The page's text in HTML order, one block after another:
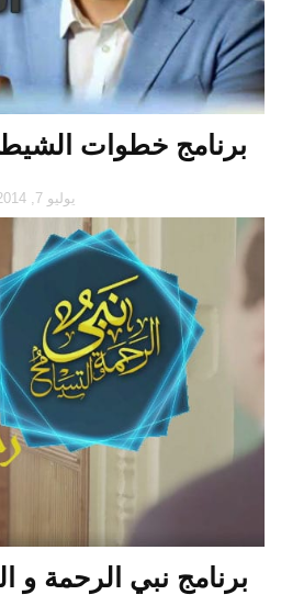
برنامج خطوات الشيطان 2 –
يوليو 7, 2014
برنامج نبي الرحمة و